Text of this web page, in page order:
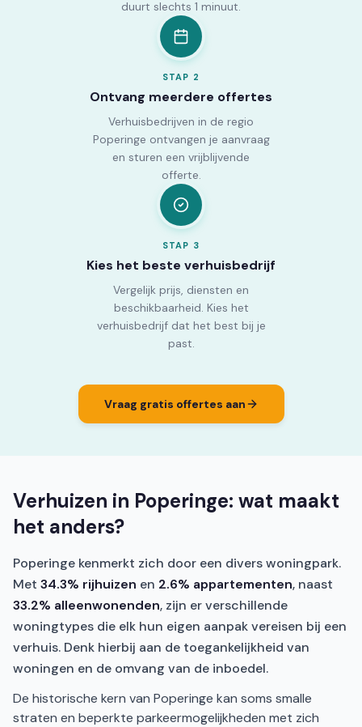
duurt slechts 1 minuut.
STAP 2
Ontvang meerdere offertes
Verhuisbedrijven in de regio
Poperinge ontvangen je aanvraag
en sturen een vrijblijvende
offerte.
STAP 3
Kies het beste verhuisbedrijf
Vergelijk prijs, diensten en
beschikbaarheid. Kies het
verhuisbedrijf dat het best bij je
past.
Vraag gratis offertes aan
Verhuizen in Poperinge: wat maakt
het anders?
Poperinge kenmerkt zich door een divers woningpark.
Met 34.3% rijhuizen en 2.6% appartementen, naast
33.2% alleenwonenden, zijn er verschillende
woningtypes die elk hun eigen aanpak vereisen bij een
verhuis. Denk hierbij aan de toegankelijkheid van
woningen en de omvang van de inboedel.
De historische kern van Poperinge kan soms smalle
straten en beperkte parkeermogelijkheden met zich